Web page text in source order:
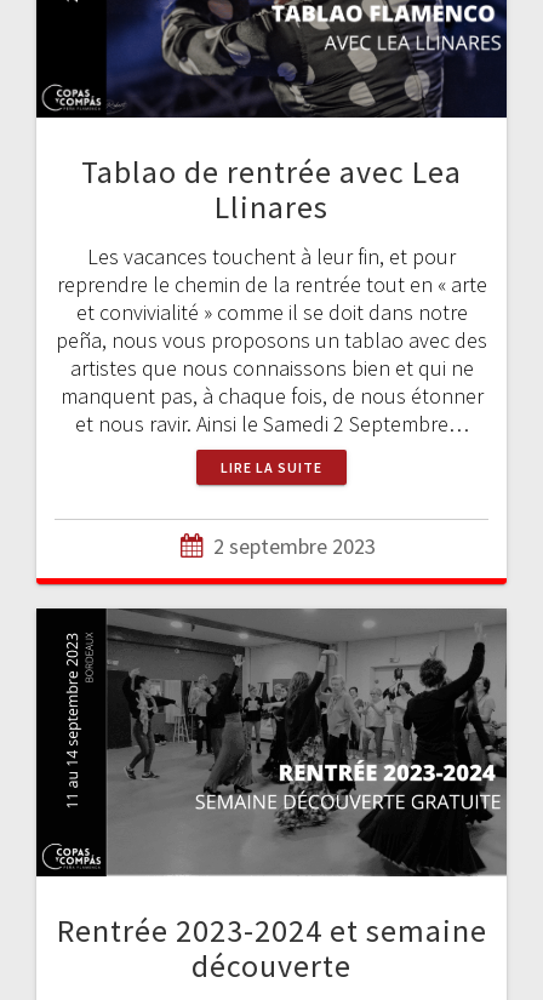
Tablao de rentrée avec Lea
Llinares
Les vacances touchent à leur fin, et pour
reprendre le chemin de la rentrée tout en « arte
et convivialité » comme il se doit dans notre
peña, nous vous proposons un tablao avec des
artistes que nous connaissons bien et qui ne
manquent pas, à chaque fois, de nous étonner
et nous ravir. Ainsi le Samedi 2 Septembre…
LIRE LA SUITE
2 septembre 2023
Rentrée 2023-2024 et semaine
découverte